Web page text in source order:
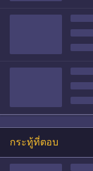
กระทู้ที่ตอบ